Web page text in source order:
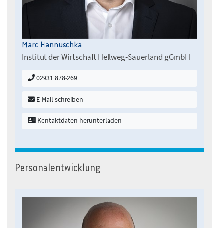
Marc Hannuschka
Institut der Wirtschaft Hellweg-Sauerland gGmbH
02931 878-269
E-Mail schreiben
Kontaktdaten herunterladen
Personalentwicklung